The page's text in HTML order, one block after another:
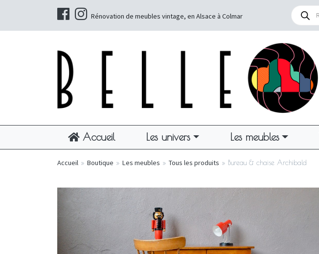
Rénovation de meubles vintage, en Alsace à Colmar
Recherche
produits
Accueil Les univers Les meubles
Accueil » Boutique » Les meubles » Tous les produits » Bureau & chaise Archibald